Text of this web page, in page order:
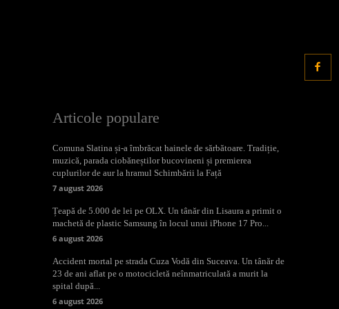
Articole populare
Comuna Slatina și-a îmbrăcat hainele de sărbătoare. Tradiție,
muzică, parada ciobăneștilor bucovineni și premierea
cuplurilor de aur la hramul Schimbării la Față
7 august 2026
Țeapă de 5.000 de lei pe OLX. Un tânăr din Lisaura a primit o
machetă de plastic Samsung în locul unui iPhone 17 Pro...
6 august 2026
Accident mortal pe strada Cuza Vodă din Suceava. Un tânăr de
23 de ani aflat pe o motocicletă neînmatriculată a murit la
spital după...
6 august 2026